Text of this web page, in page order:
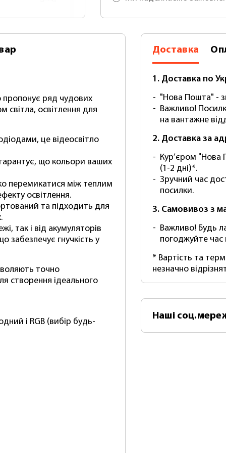
пропонує ряд чудових
світла, освітлення для
це відеосвітло
що кольори ваших
перемикатися між теплим
освітлення.
та підходить для
так і від акумуляторів
забезпечує гнучкість у
точно
створення ідеального
і RGB (вибір будь-
Доставка
1. Доставка по
"Нова Пошта" -
Важливо!
на вантажне
2. Доставка за
Кур’єром "Нова
(1-2 дні)*.
Зручний час
посилки.
3. Самовивоз з
Важливо! Будь
погоджуйте
* Вартість та
незначно
Наші